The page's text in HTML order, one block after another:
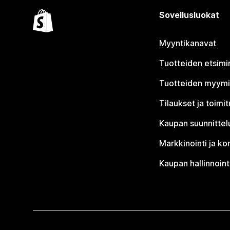
Sovellusluokat
Myyntikanavat
Tuotteiden
Tuotteiden
Tilaukset ja
Kaupan
Markkinointi ja
Kaupan